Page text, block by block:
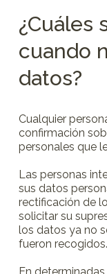
¿Cuáles
cuando
datos?
Cualquier
confirmación
personales que
Las personas
sus datos
rectificación de
solicitar su
los datos ya no
fueron recogidos.